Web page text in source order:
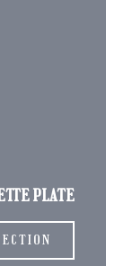
PLATE